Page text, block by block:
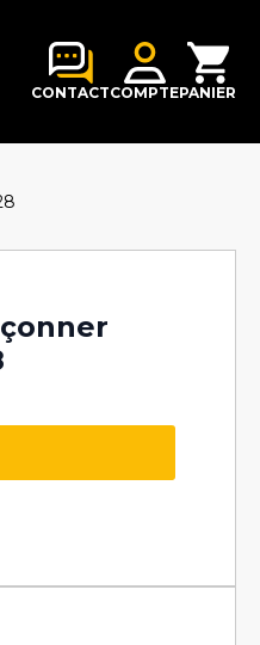
CONTACTCOMPTEPANIER